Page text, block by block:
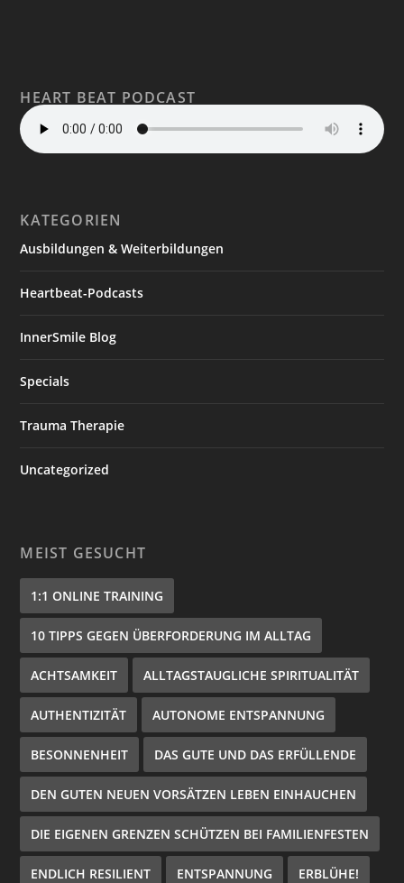
HEART BEAT PODCAST
KATEGORIEN
Ausbildungen & Weiterbildungen
Heartbeat-Podcasts
InnerSmile Blog
Specials
Trauma Therapie
Uncategorized
MEIST GESUCHT
1:1 ONLINE TRAINING
10 TIPPS GEGEN ÜBERFORDERUNG IM ALLTAG
ACHTSAMKEIT ALLTAGSTAUGLICHE SPIRITUALITÄT
AUTHENTIZITÄT AUTONOME ENTSPANNUNG
BESONNENHEIT DAS GUTE UND DAS ERFÜLLENDE
DEN GUTEN NEUEN VORSÄTZEN LEBEN EINHAUCHEN
DIE EIGENEN GRENZEN SCHÜTZEN BEI FAMILIENFESTEN
ENDLICH RESILIENT ENTSPANNUNG ERBLÜHE!